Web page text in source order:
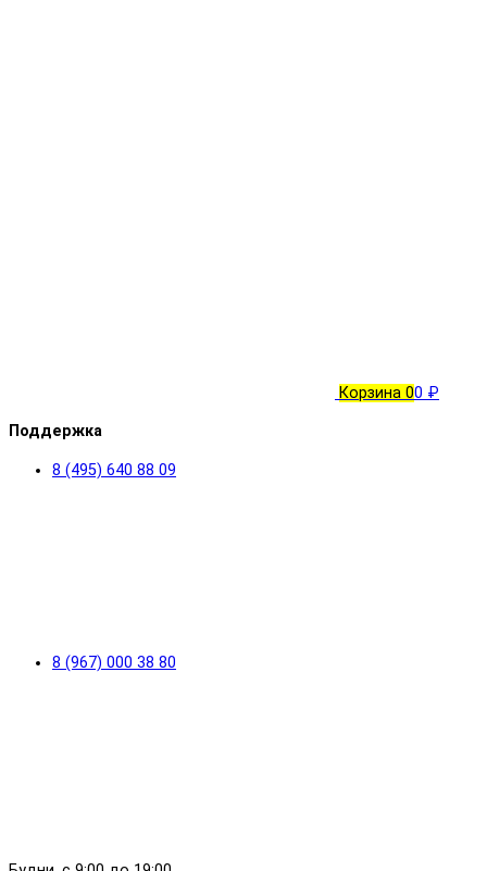
Корзина 00 ₽
Поддержка
8 (495) 640 88 09
8 (967) 000 38 80